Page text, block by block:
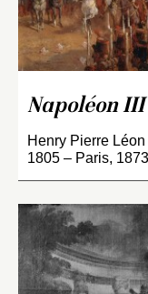
Napoléon
Henry Pierre
1805 – Paris,